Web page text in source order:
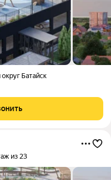
округ Батайск
из 23